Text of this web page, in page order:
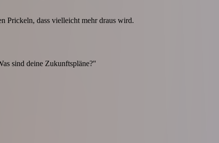
Prickeln, dass vielleicht mehr draus wird.
sind deine Zukunftspläne?"